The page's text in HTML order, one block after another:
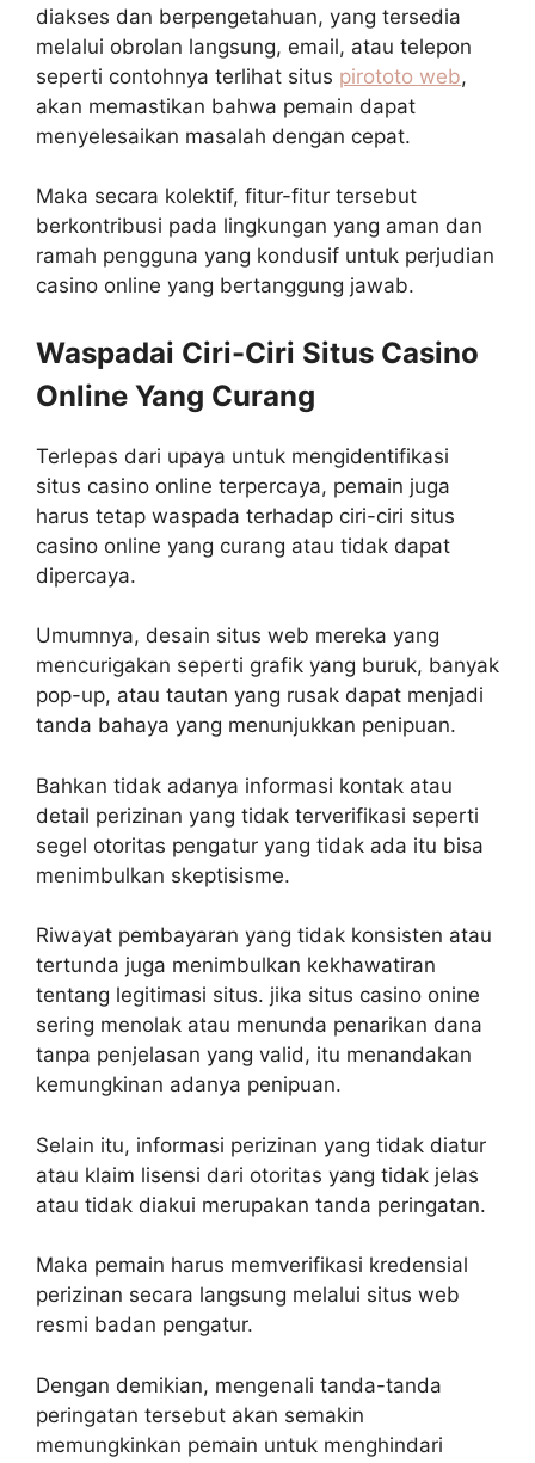
diakses dan berpengetahuan, yang tersedia
melalui obrolan langsung, email, atau telepon
seperti contohnya terlihat situs pirototo web,
akan memastikan bahwa pemain dapat
menyelesaikan masalah dengan cepat.
Maka secara kolektif, fitur-fitur tersebut
berkontribusi pada lingkungan yang aman dan
ramah pengguna yang kondusif untuk perjudian
casino online yang bertanggung jawab.
Waspadai Ciri-Ciri Situs Casino
Online Yang Curang
Terlepas dari upaya untuk mengidentifikasi
situs casino online terpercaya, pemain juga
harus tetap waspada terhadap ciri-ciri situs
casino online yang curang atau tidak dapat
dipercaya.
Umumnya, desain situs web mereka yang
mencurigakan seperti grafik yang buruk, banyak
pop-up, atau tautan yang rusak dapat menjadi
tanda bahaya yang menunjukkan penipuan.
Bahkan tidak adanya informasi kontak atau
detail perizinan yang tidak terverifikasi seperti
segel otoritas pengatur yang tidak ada itu bisa
menimbulkan skeptisisme.
Riwayat pembayaran yang tidak konsisten atau
tertunda juga menimbulkan kekhawatiran
tentang legitimasi situs. jika situs casino onine
sering menolak atau menunda penarikan dana
tanpa penjelasan yang valid, itu menandakan
kemungkinan adanya penipuan.
Selain itu, informasi perizinan yang tidak diatur
atau klaim lisensi dari otoritas yang tidak jelas
atau tidak diakui merupakan tanda peringatan.
Maka pemain harus memverifikasi kredensial
perizinan secara langsung melalui situs web
resmi badan pengatur.
Dengan demikian, mengenali tanda-tanda
peringatan tersebut akan semakin
memungkinkan pemain untuk menghindari